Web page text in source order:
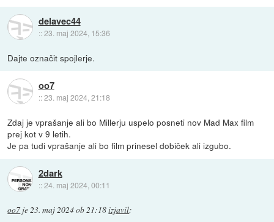
delavec44
::23. maj 2024, 15:36
Dajte označit spojlerje.
oo7
::23. maj 2024, 21:18
Zdaj je vprašanje ali bo Millerju uspelo posneti nov Mad Max film
prej kot v 9 letih.
Je pa tudi vprašanje ali bo film prinesel dobiček ali izgubo.
2dark
::24. maj 2024, 00:11
oo7 je23. maj 2024 ob 21:18izjavil: